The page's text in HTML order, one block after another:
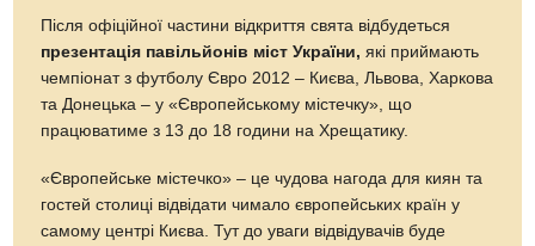
Після офіційної частини відкриття свята відбудеться
презентація павільйонів міст України, які приймають
чемпіонат з футболу Євро 2012 – Києва, Львова, Харкова
та Донецька – у «Європейському містечку», що
працюватиме з 13 до 18 години на Хрещатику.
«Європейське містечко» – це чудова нагода для киян та
гостей столиці відвідати чимало європейських країн у
самому центрі Києва. Тут до уваги відвідувачів буде